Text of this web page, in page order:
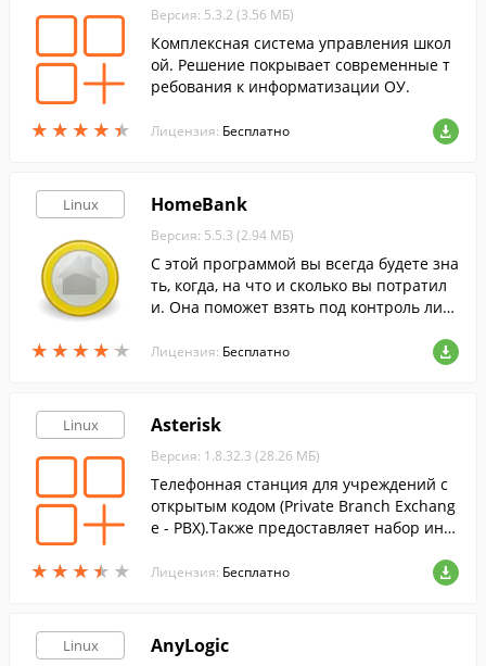
★ ★ ★ ★ ★
★ ★ ★ ★ ★
Версия: 5.3.2 (3.56 МБ)
Комплексная система управления школ
ой. Решение покрывает современные т
ребования к информатизации ОУ.
Лицензия: Бесплатно
Linux
★ ★ ★ ★ ★
★ ★ ★ ★ ★
HomeBank
Версия: 5.5.3 (2.94 МБ)
С этой программой вы всегда будете зна
ть, когда, на что и сколько вы потратил
и. Она поможет взять под контроль лич
терию.
Лицензия: Бесплатно
Linux
★ ★ ★ ★ ★
★ ★ ★ ★ ★
Asterisk
Версия: 1.8.32.3 (28.26 МБ)
Телефонная станция для учреждений с
открытым кодом (Private Branch Exchang
e - PBX).Также предоставляет набор инст
Лицензия: Бесплатно
Linux AnyLogic